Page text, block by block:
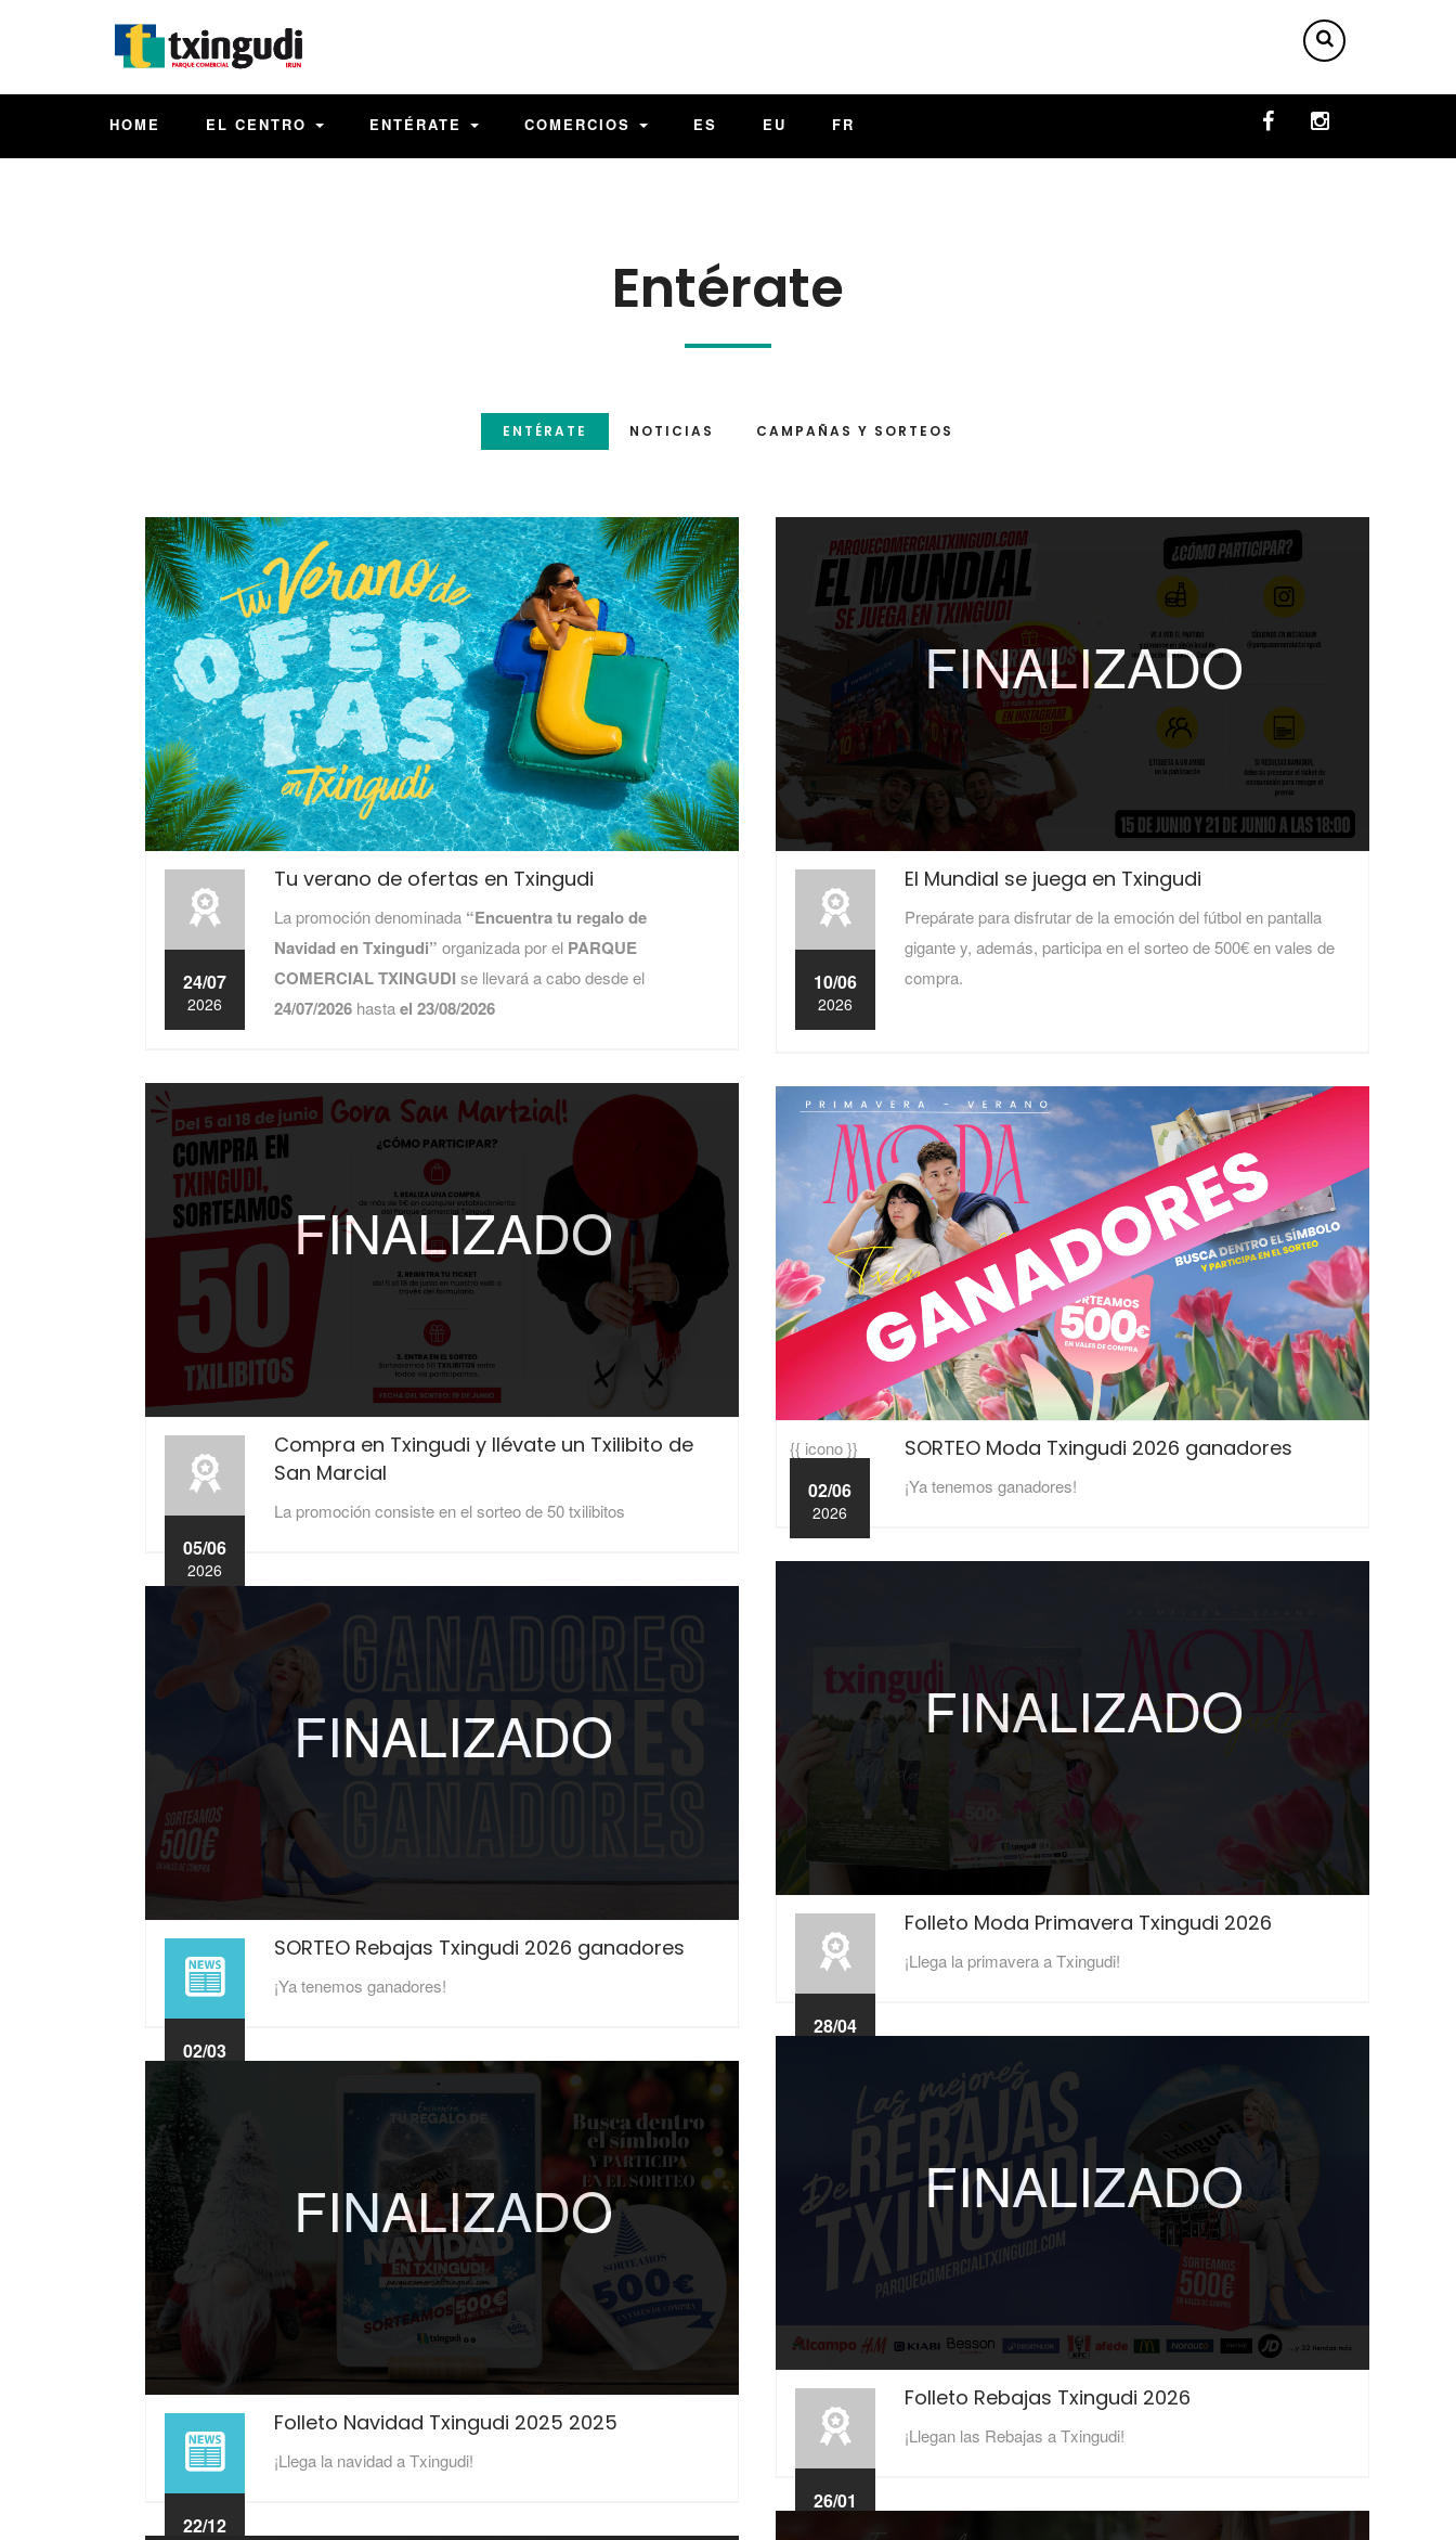
HOME EL CENTRO ENTÉRATE COMERCIOS ES EU FR
Entérate
ENTÉRATE NOTICIAS CAMPAÑAS Y SORTEOS
Tu verano de ofertas en Txingudi
La promoción denominada “Encuentra tu regalo de
Navidad en Txingudi” organizada por el PARQUE
COMERCIAL TXINGUDI se llevará a cabo desde el
24/07/2026 hastael 23/08/2026
24/07
2026
FINALIZADO
El Mundial se juega en Txingudi
Prepárate para disfrutar de la emoción del fútbol en pantalla
gigante y, además, participa en el sorteo de 500€ en vales de
compra.
10/06
2026
FINALIZADO
Compra en Txingudi y llévate un Txilibito de
San Marcial
La promoción consiste en el sorteo de 50 txilibitos
05/06
2026
SORTEO Moda Txingudi 2026 ganadores
¡Ya tenemos ganadores!
{{ icono }}
02/06
2026
FINALIZADO
Folleto Moda Primavera Txingudi 2026
¡Llega la primavera a Txingudi!
28/04
FINALIZADO
SORTEO Rebajas Txingudi 2026 ganadores
¡Ya tenemos ganadores!
02/03
2026
FINALIZADO
Folleto Rebajas Txingudi 2026
¡Llegan las Rebajas a Txingudi!
26/01
FINALIZADO
Folleto Navidad Txingudi 2025 2025
¡Llega la navidad a Txingudi!
22/12